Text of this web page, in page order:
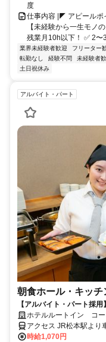
度
仕事内容 |◤ アピー
【未経験から一生モノ
残業月10h以下！ ✅ 2
業界未経験者歓迎 フリーター
転勤なし
経験不問 未経験者
土日祝休み
アルバイト・パート
朝食ホール・キッチ
【アルバイト・パート採
未経験歓迎！主婦(夫)さん
ホテルルートイン コー
アクセス JR松本駅より
時給1,070円